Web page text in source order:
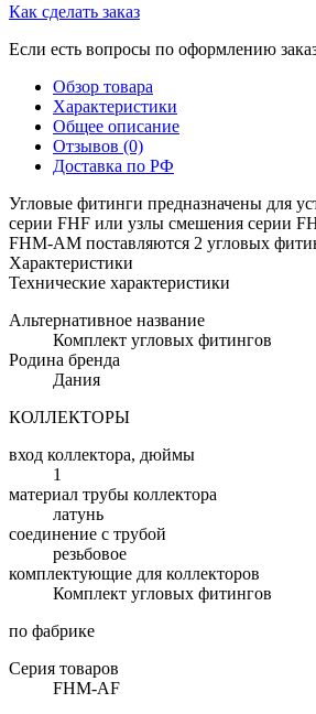
Как сделать заказ
Если есть вопросы по оформлению
Обзор товара
Характеристики
Общее описание
Отзывов (0)
Доставка по РФ
Угловые фитинги предназначены для
серии FHF или узлы смешения серии
FHM-AM поставляются 2 угловых
Характеристики
Технические характеристики
Альтернативное название
Комплект угловых фитингов
Родина бренда
Дания
КОЛЛЕКТОРЫ
вход коллектора, дюймы
1
материал трубы коллектора
латунь
соединение с трубой
резьбовое
комплектующие для коллекторов
Комплект угловых фитингов
по фабрике
Серия товаров
FHM-AF